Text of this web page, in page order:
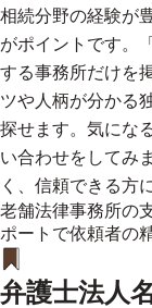
相続分野の経験が
がポイントです。
する事務所だけを
ツや人柄が分かる
探せます。気にな
い合わせをしてみ
く、信頼できる方
老舗法律事務所の
ポートで依頼者の
弁護士法人